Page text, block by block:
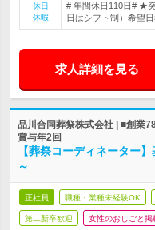
休日
休暇
# 年間休日110日# ★
日はシフト制）希望
求人詳細を見る
品川合同葬祭株式会社 | ■創業
賞与年2回
【葬祭コーディネーター
～
正社員 職種・業種未経験OK
第二新卒歓迎 女性のおしごと掲